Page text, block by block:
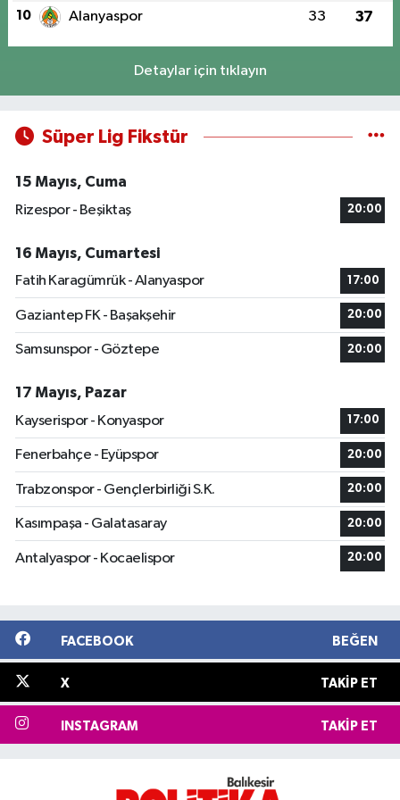
10 Alanyaspor 33 37
Detaylar için tıklayın
Süper Lig Fikstür
15 Mayıs, Cuma
Rizespor - Beşiktaş
20:00
16 Mayıs, Cumartesi
Fatih Karagümrük - Alanyaspor
17:00
Gaziantep FK - Başakşehir 20:00
Samsunspor - Göztepe 20:00
17 Mayıs, Pazar
Kayserispor - Konyaspor
17:00
Fenerbahçe - Eyüpspor 20:00
Trabzonspor - Gençlerbirliği S.K. 20:00
Kasımpaşa - Galatasaray 20:00
Antalyaspor - Kocaelispor 20:00
FACEBOOK BEĞEN
X TAKIP ET
INSTAGRAM TAKIP ET